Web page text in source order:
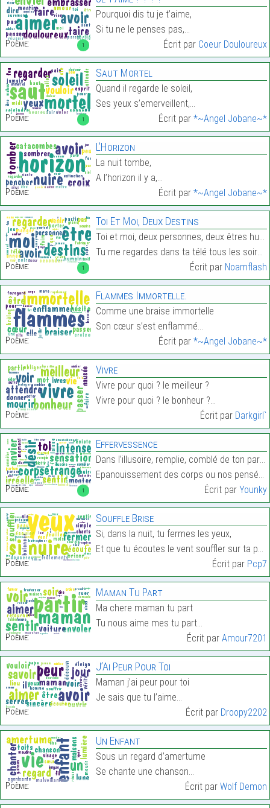
1
Poème:
Pourquoi dis tu je t’aime,
Si tu ne le penses pas,…
Écrit par Coeur Douloureux
1
Poème:
Saut Mortel
Quand il regarde le soleil,
Ses yeux s’emerveillent,…
Écrit par *~Angel Jobane~*
Poème:
L’Horizon
La nuit tombe,
A l’horizon il y a,…
Écrit par *~Angel Jobane~*
1
Poème:
Toi Et Moi, Deux Destins
Toi et moi, deux personnes, deux êtres humains
Tu me regardes dans ta télé tous les soirs…
Écrit par Noamflash
Poème:
Flammes Immortelle.
Comme une braise immortelle
Son cœur s’est enflammé…
Écrit par *~Angel Jobane~*
Poème:
Vivre
Vivre pour quoi ? le meilleur ?
Vivre pour quoi ? le bonheur ?…
Écrit par Darkgirl`
1
Poème:
Effervessence
Dans l’illusoire, remplie, comblé de ton parfum ch
Epanouissement des corps ou nos pensées et désirs …
Écrit par Younky
Poème:
Souffle Brise
Si, dans la nuit, tu fermes les yeux,
Et que tu écoutes le vent souffler sur ta peau,…
Écrit par Pcp7
Poème:
Maman Tu Part
Ma chere maman tu part
Tu nous aime mes tu part…
Écrit par Amour7201
Poème:
J’Ai Peur Pour Toi
Maman j’ai peur pour toi
Je sais que tu l’aime…
Écrit par Droopy2202
Poème:
Un Enfant
Sous un regard d’amertume
Se chante une chanson…
Écrit par Wolf Demon